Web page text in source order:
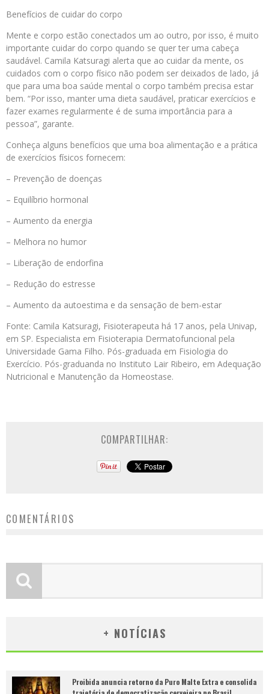
Benefícios de cuidar do corpo
Mente e corpo estão conectados um ao outro, por isso, é muito
importante cuidar do corpo quando se quer ter uma cabeça
saudável. Camila Katsuragi alerta que ao cuidar da mente, os
cuidados com o corpo físico não podem ser deixados de lado, já
que para uma boa saúde mental o corpo também precisa estar
bem. “Por isso, manter uma dieta saudável, praticar exercícios e
fazer exames regularmente é de suma importância para a
pessoa”, garante.
Conheça alguns benefícios que uma boa alimentação e a prática
de exercícios físicos fornecem:
– Prevenção de doenças
– Equilíbrio hormonal
– Aumento da energia
– Melhora no humor
– Liberação de endorfina
– Redução do estresse
– Aumento da autoestima e da sensação de bem-estar
Fonte: Camila Katsuragi, Fisioterapeuta há 17 anos, pela Univap,
em SP. Especialista em Fisioterapia Dermatofuncional pela
Universidade Gama Filho. Pós-graduada em Fisiologia do
Exercício. Pós-graduanda no Instituto Lair Ribeiro, em Adequação
Nutricional e Manutenção da Homeostase.
COMPARTILHAR:
COMENTÁRIOS
+ NOTÍCIAS
Proibida anuncia retorno da Puro Malte Extra e consolida